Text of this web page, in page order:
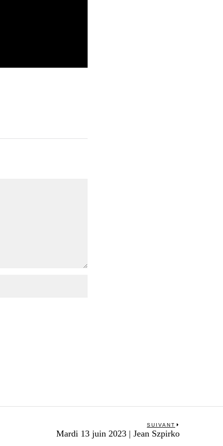
SUIVANT
Next
Mardi 13 juin 2023 | Jean Szpirko